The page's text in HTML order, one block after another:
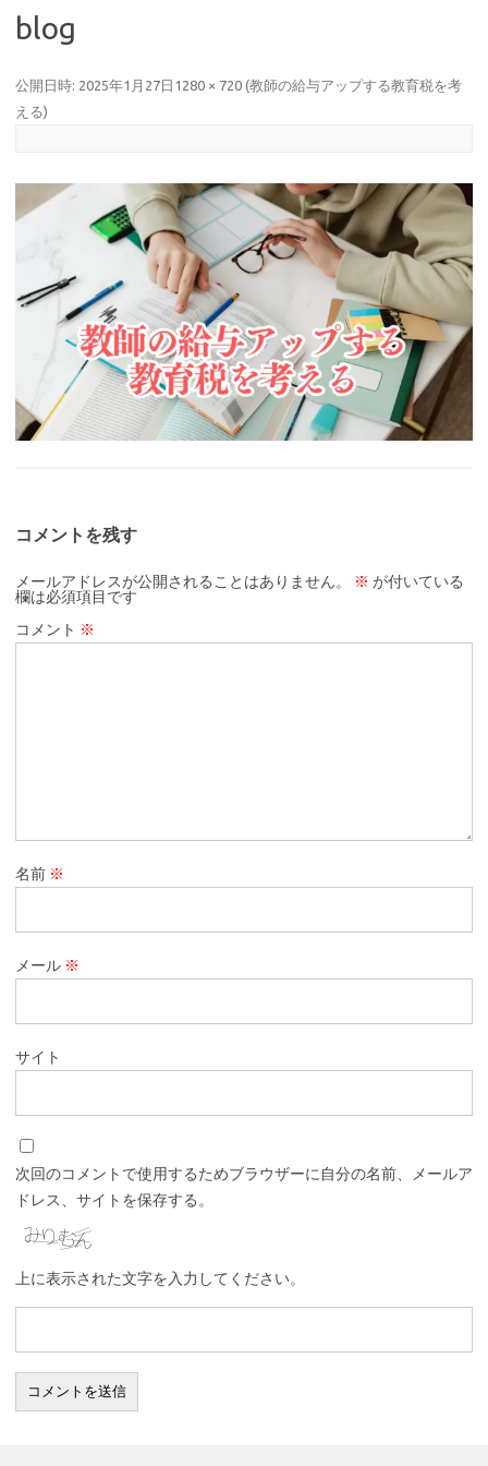
blog
公開日時: 2025年1月27日 1280 × 720 (教師の給与アップする教育税を考
える)
コメントを残す
メールアドレスが公開されることはありません。 ※ が付いている
欄は必須項目です
コメント ※
名前 ※
メール ※
サイト
次回のコメントで使用するためブラウザーに自分の名前、メールア
ドレス、サイトを保存する。
上に表示された文字を入力してください。